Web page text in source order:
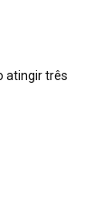
atingir três